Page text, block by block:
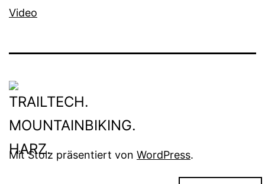
Video
Mit Stolz präsentiert von WordPress.